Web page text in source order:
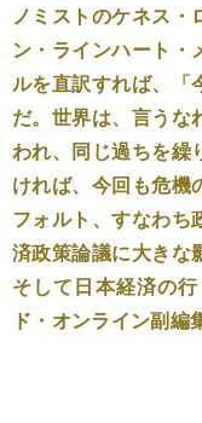
ノミストのケネス・
ン・ラインハート・
ルを直訳すれば、「
だ。世界は、言うな
われ、同じ過ちを繰
ければ、今回も危機
フォルト、すなわち
済政策論議に大きな
そして日本経済の
ド・オンライン副編